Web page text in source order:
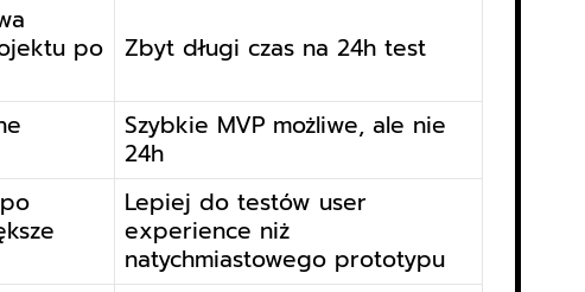
po
Zbyt długi czas na 24h test
Szybkie MVP możliwe, ale nie
24h
Lepiej do testów user
experience niż
natychmiastowego prototypu